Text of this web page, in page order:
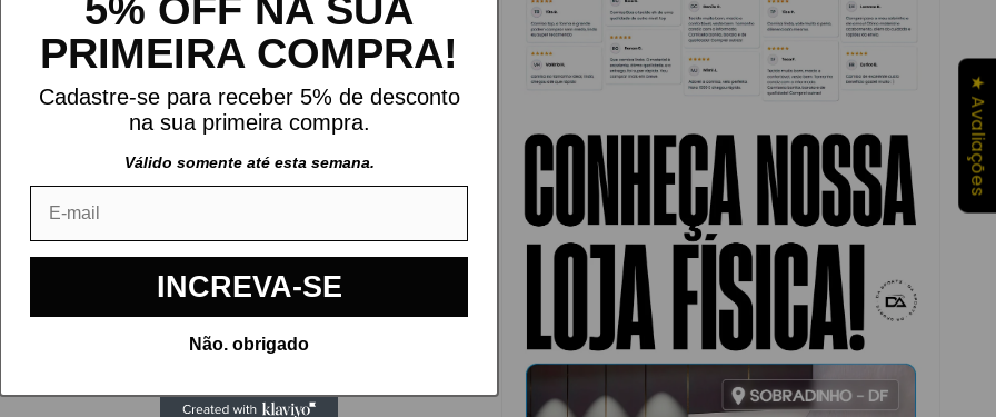
Chaveiros da Copa do Mundo
(Aleatorio)
★ Avaliações
5% OFF NA SUA
PRIMEIRA COMPRA!
Cadastre-se para receber 5% de desconto
na sua primeira compra.
Válido somente até esta semana.
INCREVA-SE
Não. obrigado